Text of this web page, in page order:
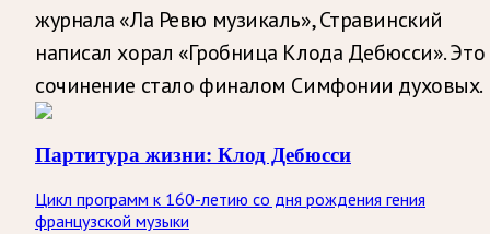
журнала «Ла Ревю музикаль», Стравинский
написал хорал «Гробница Клода Дебюсси». Это
сочинение стало финалом Симфонии духовых.
Партитура жизни: Клод Дебюсси
Цикл программ к 160-летию со дня рождения гения
французской музыки